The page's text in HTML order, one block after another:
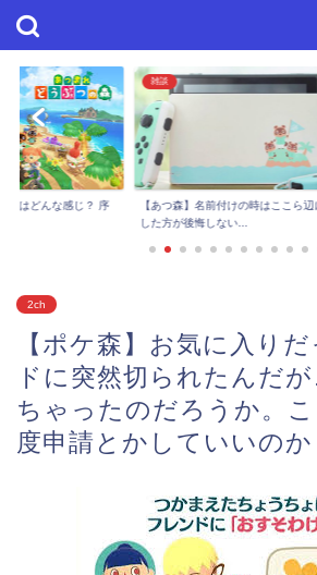
捗はどんな感じ？ 序
雑談
【あつ森】名前付けの時はここら
した方が後悔しない...
2ch
【ポケ森】お気に入り
ドに突然切られたんだ
ちゃったのだろうか。
度申請とかしていいのか